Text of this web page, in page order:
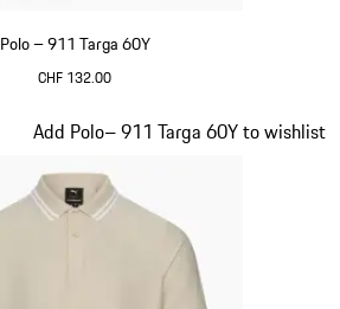
Polo – 911 Targa 60Y
CHF 132.00
Add Polo– 911 Targa 60Y to wishlist